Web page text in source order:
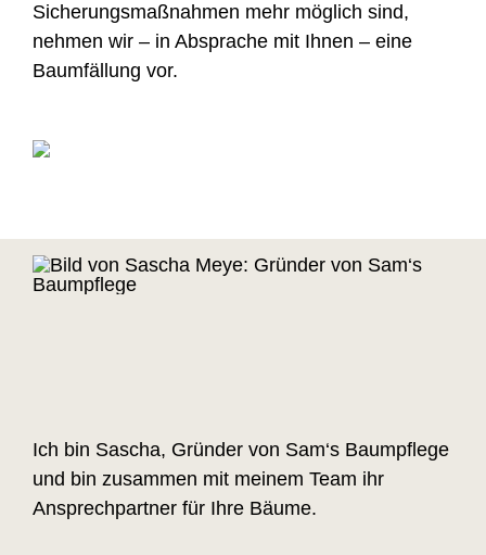
Sicherungsmaßnahmen mehr möglich sind,
nehmen wir – in Absprache mit Ihnen – eine
Baumfällung vor.
Ich bin Sascha, Gründer von Sam‘s Baumpflege
und bin zusammen mit meinem Team ihr
Ansprechpartner für Ihre Bäume.